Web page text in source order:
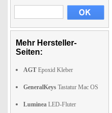
Mehr Hersteller-
Seiten:
AGT Epoxid Kleber
GeneralKeys Tastatur Mac OS
Luminea LED-Fluter